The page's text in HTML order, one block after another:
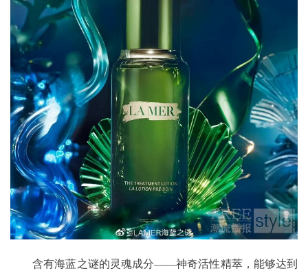
含有海蓝之谜的灵魂成分——神奇活性精萃，能够达到